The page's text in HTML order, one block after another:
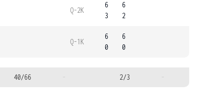
Q-2K
6
3
6
2
Q-1K
6
0
6
0
40/66 - 2/3 -